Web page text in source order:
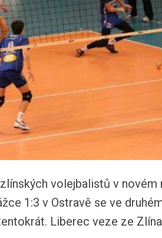
volejbalistů v
1:3 v Ostravě se ve
Liberec veze ze